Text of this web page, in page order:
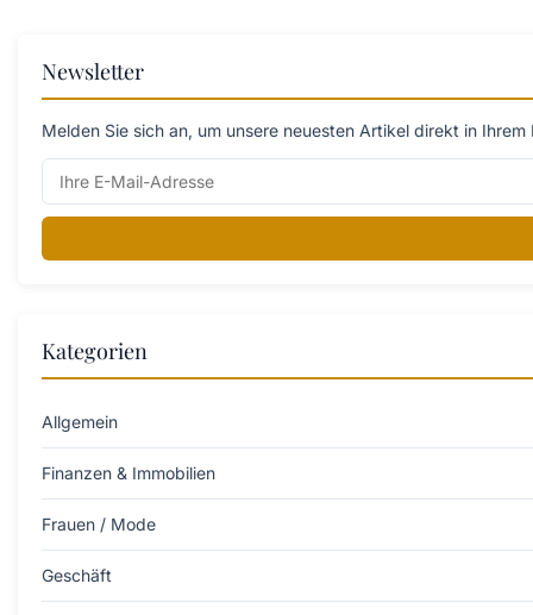
Newsletter
Melden Sie sich an, um unsere neuesten Artikel direkt in
Kategorien
Allgemein
Finanzen & Immobilien
Frauen / Mode
Geschäft